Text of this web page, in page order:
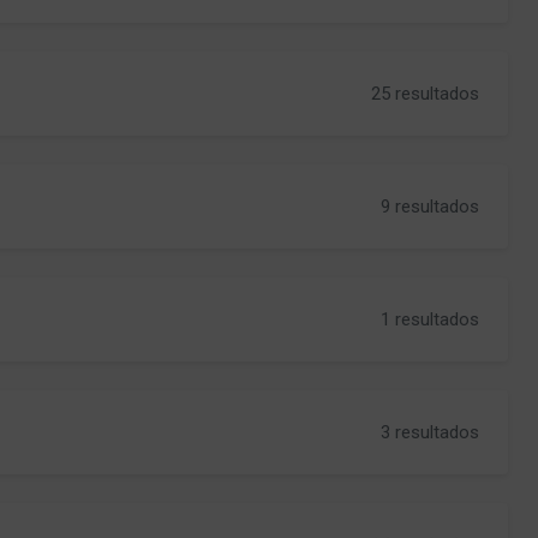
25 resultados
9 resultados
1 resultados
3 resultados